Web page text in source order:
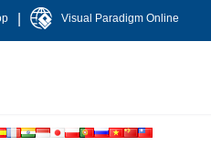
Visual Paradigm Online